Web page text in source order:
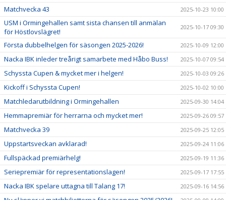
Matchvecka 43 2025-10-23 10:00
USM i Ormingehallen samt sista chansen till anmälan
för Höstlovslägret!
2025-10-17 09:30
Första dubbelhelgen för säsongen 2025-2026! 2025-10-09 12:00
Nacka IBK inleder treårigt samarbete med Håbo Buss! 2025-10-07 09:54
Schyssta Cupen & mycket mer i helgen! 2025-10-03 09:26
Kickoff i Schyssta Cupen! 2025-10-02 10:00
Matchledarutbildning i Ormingehallen 2025-09-30 14:04
Hemmapremiär för herrarna och mycket mer! 2025-09-26 09:57
Matchvecka 39 2025-09-25 12:05
Uppstartsveckan avklarad! 2025-09-24 11:06
Fullspäckad premiärhelg! 2025-09-19 11:36
Seriepremiär för representationslagen! 2025-09-17 17:55
Nacka IBK spelare uttagna till Talang 17! 2025-09-16 14:56